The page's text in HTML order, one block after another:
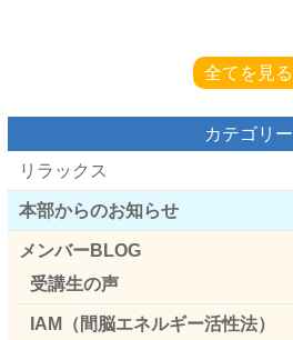
全てを見る
カテゴリー
リラックス
本部からのお知らせ
メンバーBLOG
受講生の声
IAM（間脳エネルギー活性法）